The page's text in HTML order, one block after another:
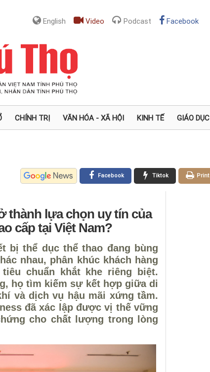
English Video Podcast Facebook
CHÍNH TRỊ VĂN HÓA - XÃ HỘI KINH TẾ GIÁO DỤC
Print
Tiktok
Facebook
thành lựa chọn uy tín của
cấp tại Việt Nam?
bị thể dục thể thao đang bùng
nhau, phân khúc khách hàng
chuẩn khắt khe riêng biệt.
họ tìm kiếm sự kết hợp giữa di
và dịch vụ hậu mãi xứng tầm.
đã xác lập được vị thế vững
cho chất lượng trong lòng